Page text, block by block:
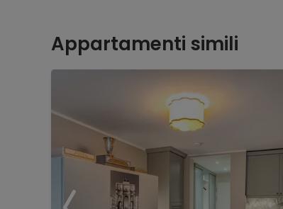
Appartamenti simili